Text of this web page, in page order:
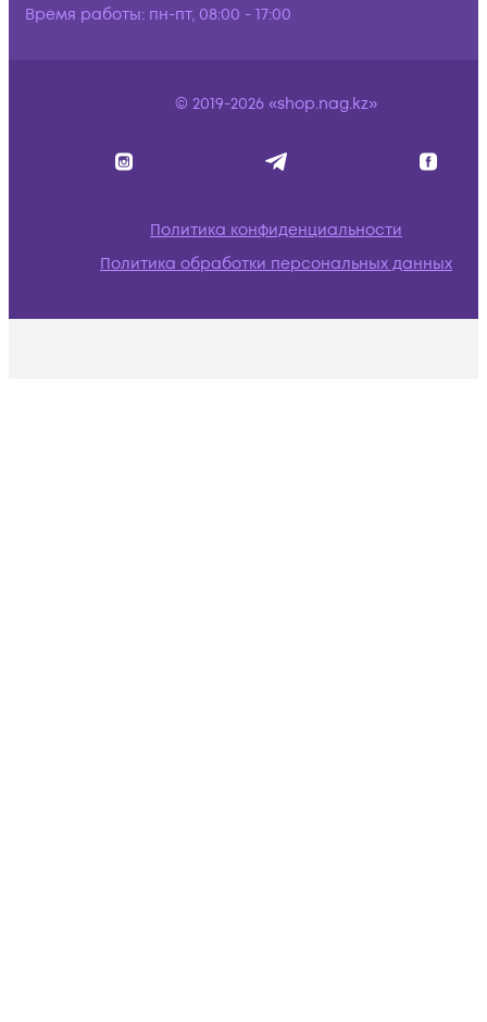
Время работы: пн-пт, 08:00 - 17:00
© 2019-2026 «shop.nag.kz»
Политика конфиденциальности
Политика обработки персональных данных